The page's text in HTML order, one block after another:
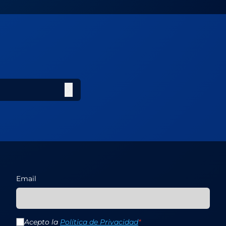
Email
Acepto la Política de Privacidad*